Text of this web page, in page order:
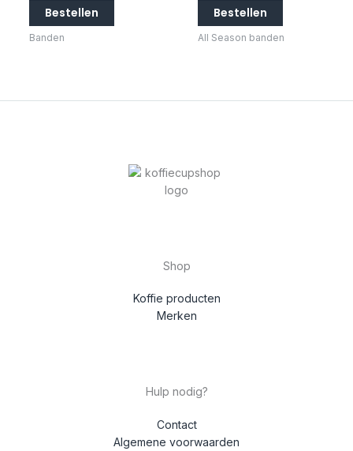
Bestellen
Banden
Bestellen
All Season banden
Shop
Koffie producten
Merken
Hulp nodig?
Contact
Algemene voorwaarden